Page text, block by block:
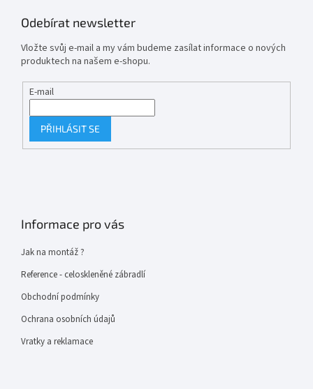
Odebírat newsletter
Vložte svůj e-mail a my vám budeme zasílat informace o nových
produktech na našem e-shopu.
E-mail
PŘIHLÁSIT SE
Informace pro vás
Jak na montáž ?
Reference - celoskleněné zábradlí
Obchodní podmínky
Ochrana osobních údajů
Vratky a reklamace